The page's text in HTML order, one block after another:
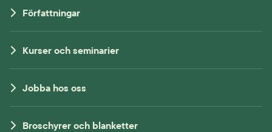
Författningar
Kurser och seminarier
Jobba hos oss
Broschyrer och blanketter